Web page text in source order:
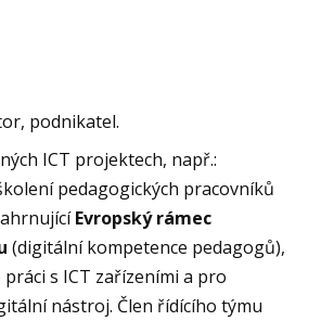
podnikatel.
ICT projektech, např.:
pedagogických pracovníků
Evropský rámec
(digitální kompetence pedagogů),
s ICT zařízeními a pro
nástroj. Člen řídícího týmu